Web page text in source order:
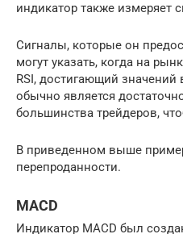
индикатор также измеряет
Сигналы, которые он
могут указать, когда на
RSI, достигающий
обычно является
большинства трейдеров,
В приведенном выше
перепроданности.
MACD
Индикатор MACD был